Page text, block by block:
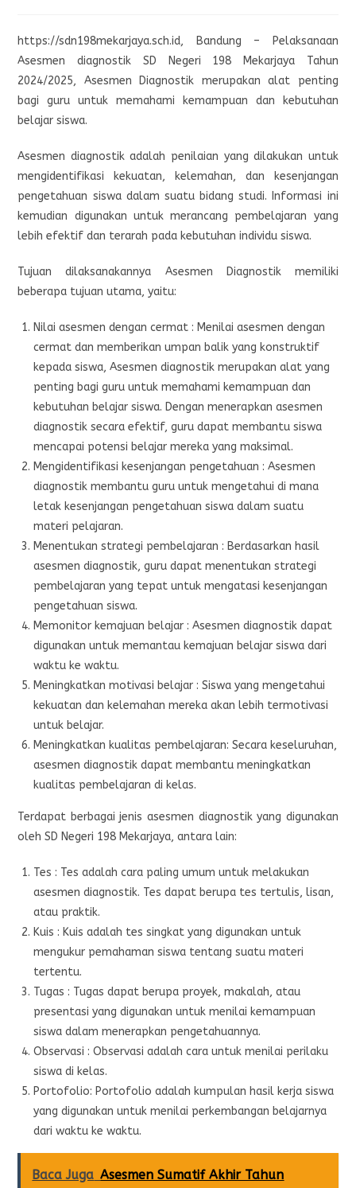
https://sdn198mekarjaya.sch.id, Bandung – Pelaksanaan
Asesmen diagnostik SD Negeri 198 Mekarjaya Tahun
2024/2025, Asesmen Diagnostik merupakan alat penting
bagi guru untuk memahami kemampuan dan kebutuhan
belajar siswa.
Asesmen diagnostik adalah penilaian yang dilakukan untuk
mengidentifikasi kekuatan, kelemahan, dan kesenjangan
pengetahuan siswa dalam suatu bidang studi. Informasi ini
kemudian digunakan untuk merancang pembelajaran yang
lebih efektif dan terarah pada kebutuhan individu siswa.
Tujuan dilaksanakannya Asesmen Diagnostik memiliki
beberapa tujuan utama, yaitu:
Nilai asesmen dengan cermat : Menilai asesmen dengan
cermat dan memberikan umpan balik yang konstruktif
kepada siswa, Asesmen diagnostik merupakan alat yang
penting bagi guru untuk memahami kemampuan dan
kebutuhan belajar siswa. Dengan menerapkan asesmen
diagnostik secara efektif, guru dapat membantu siswa
mencapai potensi belajar mereka yang maksimal.
Mengidentifikasi kesenjangan pengetahuan : Asesmen
diagnostik membantu guru untuk mengetahui di mana
letak kesenjangan pengetahuan siswa dalam suatu
materi pelajaran.
Menentukan strategi pembelajaran : Berdasarkan hasil
asesmen diagnostik, guru dapat menentukan strategi
pembelajaran yang tepat untuk mengatasi kesenjangan
pengetahuan siswa.
Memonitor kemajuan belajar : Asesmen diagnostik dapat
digunakan untuk memantau kemajuan belajar siswa dari
waktu ke waktu.
Meningkatkan motivasi belajar : Siswa yang mengetahui
kekuatan dan kelemahan mereka akan lebih termotivasi
untuk belajar.
Meningkatkan kualitas pembelajaran: Secara keseluruhan,
asesmen diagnostik dapat membantu meningkatkan
kualitas pembelajaran di kelas.
Terdapat berbagai jenis asesmen diagnostik yang digunakan
oleh SD Negeri 198 Mekarjaya, antara lain:
Tes : Tes adalah cara paling umum untuk melakukan
asesmen diagnostik. Tes dapat berupa tes tertulis, lisan,
atau praktik.
Kuis : Kuis adalah tes singkat yang digunakan untuk
mengukur pemahaman siswa tentang suatu materi
tertentu.
Tugas : Tugas dapat berupa proyek, makalah, atau
presentasi yang digunakan untuk menilai kemampuan
siswa dalam menerapkan pengetahuannya.
Observasi : Observasi adalah cara untuk menilai perilaku
siswa di kelas.
Portofolio: Portofolio adalah kumpulan hasil kerja siswa
yang digunakan untuk menilai perkembangan belajarnya
dari waktu ke waktu.
Baca Juga Asesmen Sumatif Akhir Tahun